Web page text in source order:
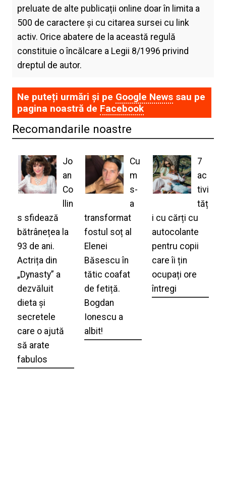
preluate de alte publicații online doar în limita a
500 de caractere și cu citarea sursei cu link
activ. Orice abatere de la această regulă
constituie o încălcare a Legii 8/1996 privind
dreptul de autor.
Ne puteți urmări și pe Google Newssau pe
pagina noastră de Facebook
Recomandarile noastre
Jo
an
Co
llin
s sfidează
bătrânețea la
93 de ani.
Actrița din
„Dynasty” a
dezvăluit
dieta și
secretele
care o ajută
să arate
fabulos
Cu
m
s-
a
transformat
fostul soț al
Elenei
Băsescu în
tătic coafat
de fetiță.
Bogdan
Ionescu a
albit!
7
ac
tivi
tăț
i cu cărți cu
autocolante
pentru copii
care îi țin
ocupați ore
întregi